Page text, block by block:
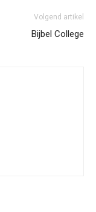
Volgend artikel
Bijbel College